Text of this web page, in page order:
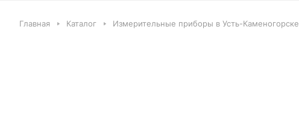
Главная Каталог Измерительные приборы в Усть-Каменогорске